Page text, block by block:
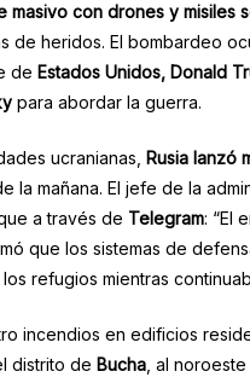
ar
e
masivo con drones y misiles
de heridos. El bombardeo
de Estados Unidos, Donald
para abordar la guerra.
ucranianas, Rusia lanzó
la mañana. El jefe de la
a través de Telegram: “El
que los sistemas de
refugios mientras
incendios en edificios
distrito de Bucha , al